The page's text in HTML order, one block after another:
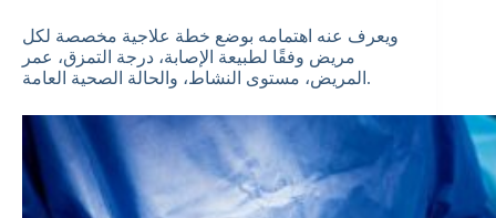
ويعرف عنه اهتمامه بوضع خطة علاجية مخصصة لكل
مريض وفقًا لطبيعة الإصابة، درجة التمزق، عمر
المريض، مستوى النشاط، والحالة الصحية العامة.